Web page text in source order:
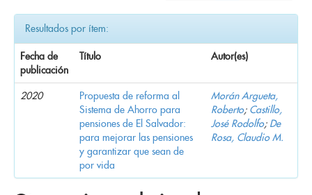
Resultados por ítem:
Fecha de
publicación
Título Autor(es)
2020
Propuesta de reforma al
Sistema de Ahorro para
pensiones de El Salvador:
para mejorar las pensiones
y garantizar que sean de
por vida
Morán Argueta,
Roberto; Castillo,
José Rodolfo; De
Rosa, Claudio M.